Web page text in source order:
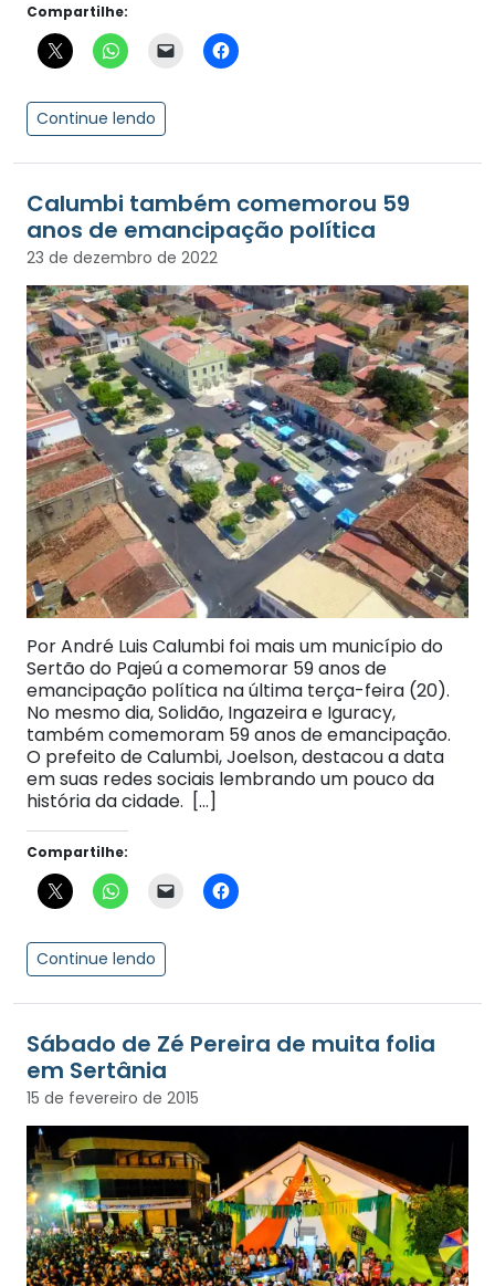
Compartilhe:
Continue lendo
Calumbi também comemorou 59
anos de emancipação política
23 de dezembro de 2022
Por André Luis Calumbi foi mais um município do
Sertão do Pajeú a comemorar 59 anos de
emancipação política na última terça-feira (20).
No mesmo dia, Solidão, Ingazeira e Iguracy,
também comemoram 59 anos de emancipação.
O prefeito de Calumbi, Joelson, destacou a data
em suas redes sociais lembrando um pouco da
história da cidade. […]
Compartilhe:
Continue lendo
Sábado de Zé Pereira de muita folia
em Sertânia
15 de fevereiro de 2015